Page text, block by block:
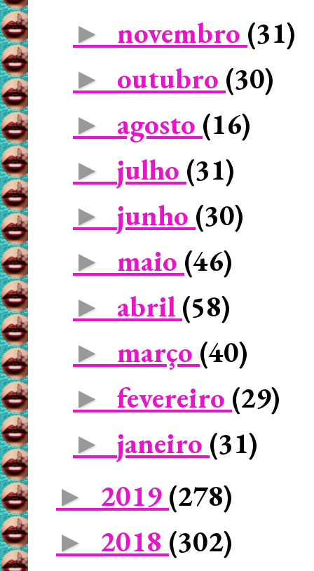
► novembro (31)
► outubro (30)
► agosto (16)
► julho (31)
► junho (30)
► maio (46)
► abril (58)
► março (40)
► fevereiro (29)
► janeiro (31)
► 2019 (278)
► 2018 (302)